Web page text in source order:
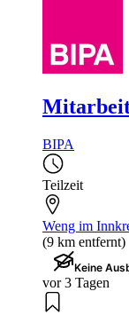
BIPA
Teilzeit
Weng im
(9 km entfernt)
Keine
vor 3 Tagen